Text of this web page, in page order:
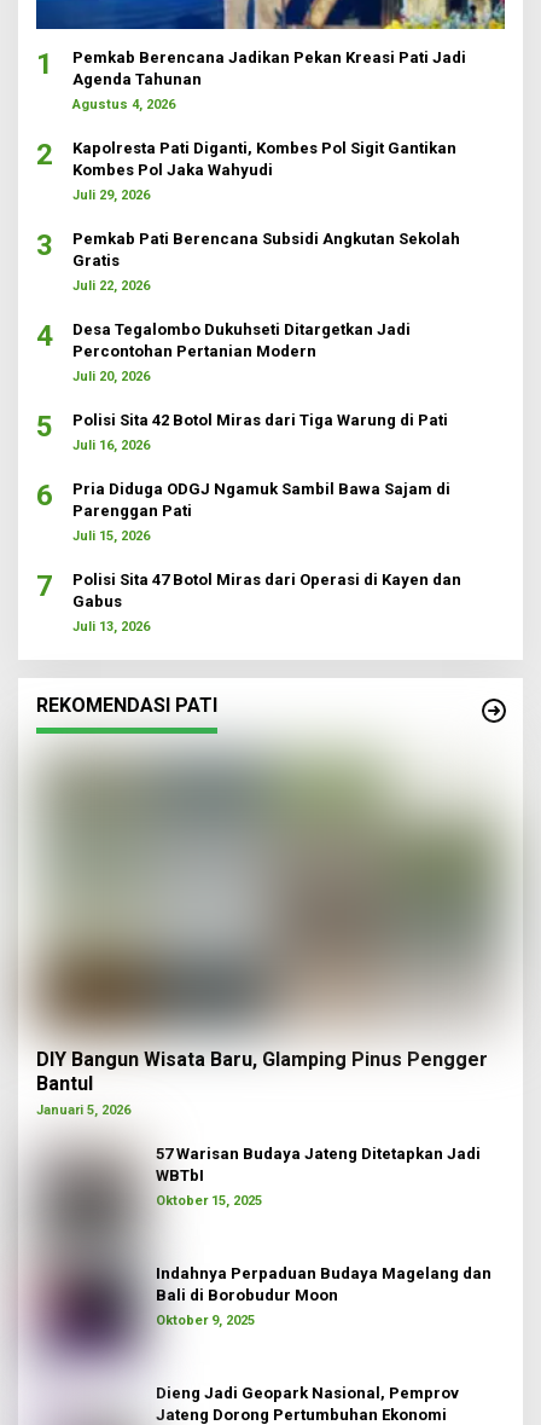
1
Pemkab Berencana Jadikan Pekan Kreasi Pati Jadi
Agenda Tahunan
Agustus 4, 2026
2
Kapolresta Pati Diganti, Kombes Pol Sigit Gantikan
Kombes Pol Jaka Wahyudi
Juli 29, 2026
3
Pemkab Pati Berencana Subsidi Angkutan Sekolah
Gratis
Juli 22, 2026
4
Desa Tegalombo Dukuhseti Ditargetkan Jadi
Percontohan Pertanian Modern
Juli 20, 2026
5 Polisi Sita 42 Botol Miras dari Tiga Warung di Pati
Juli 16, 2026
6
Pria Diduga ODGJ Ngamuk Sambil Bawa Sajam di
Parenggan Pati
Juli 15, 2026
7
Polisi Sita 47 Botol Miras dari Operasi di Kayen dan
Gabus
Juli 13, 2026
REKOMENDASI PATI
DIY Bangun Wisata Baru, Glamping Pinus Pengger
Bantul
Januari 5, 2026
57 Warisan Budaya Jateng Ditetapkan Jadi
WBTbI
Oktober 15, 2025
Indahnya Perpaduan Budaya Magelang dan
Bali di Borobudur Moon
Oktober 9, 2025
Dieng Jadi Geopark Nasional, Pemprov
Jateng Dorong Pertumbuhan Ekonomi